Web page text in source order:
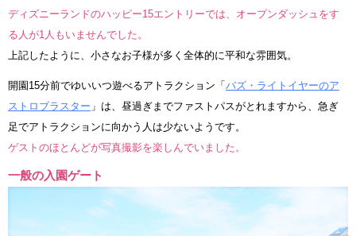
ディズニーランドのハッピー15エントリーでは、オープンダッシュをす
る人が1人もいませんでした。
上記したように、小さなお子様が多く全体的に平和な雰囲気。
開園15分前でゆいいつ遊べるアトラクション「 バズ・ライトイヤーのア
ストロブラスター 」は、昼過ぎまでファストパスがとれますから、急ぎ
足でアトラクションに向かう人は少ないようです。
ゲストのほとんどが写真撮影を楽しんでいました。
一般の入園ゲート